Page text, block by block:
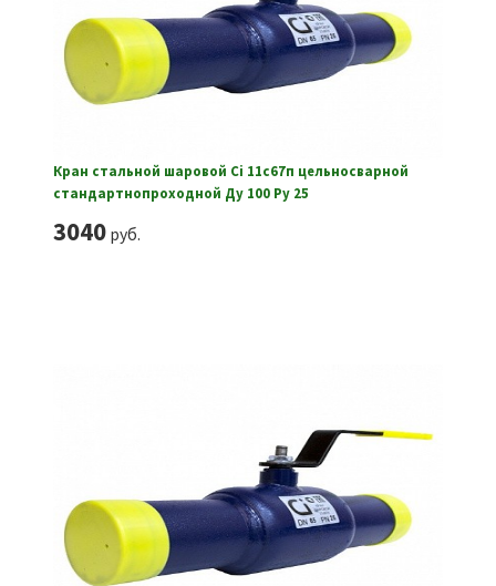
Кран стальной шаровой Ci 11с67п цельносварной
стандартнопроходной Ду 100 Ру 25
3040руб.